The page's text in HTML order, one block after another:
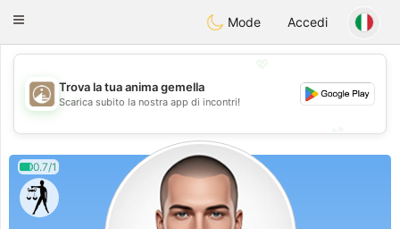
ahebik
Toggle
Mode Accedi
💖
💕
Trova la tua anima gemella
Scarica subito la nostra app di incontri!
0.7/1